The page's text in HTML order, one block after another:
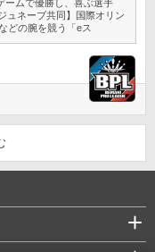
ームで優勝し、喜ぶ選手
ュネーブ共同】国際オリン
どの腕を競う「eス